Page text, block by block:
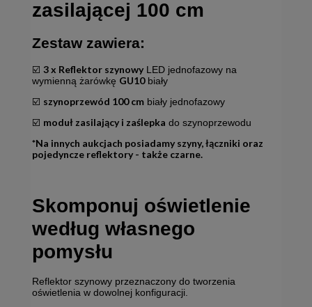
zasilającej 100 cm
Zestaw zawiera:
☑️ 3 x Reflektor szynowy LED jednofazowy na
wymienną żarówkę GU10biały
☑️ szynoprzewód 100 cm biały jednofazowy
☑️ moduł zasilający i zaślepka do szynoprzewodu
*Na innych aukcjach posiadamy szyny, łączniki oraz
pojedyncze reflektory - także czarne.
Skomponuj oświetlenie
według własnego
pomysłu
Reflektor szynowy przeznaczony do tworzenia
oświetlenia w dowolnej konfiguracji.